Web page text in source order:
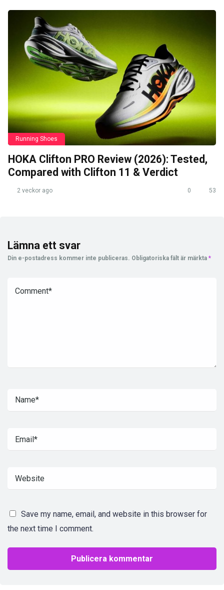
Running Shoes
HOKA Clifton PRO Review (2026): Tested,
Compared with Clifton 11 & Verdict
2 veckor ago 0 53
Lämna ett svar
Din e-postadress kommer inte publiceras. Obligatoriska fält är märkta *
Save my name, email, and website in this browser for
the next time I comment.